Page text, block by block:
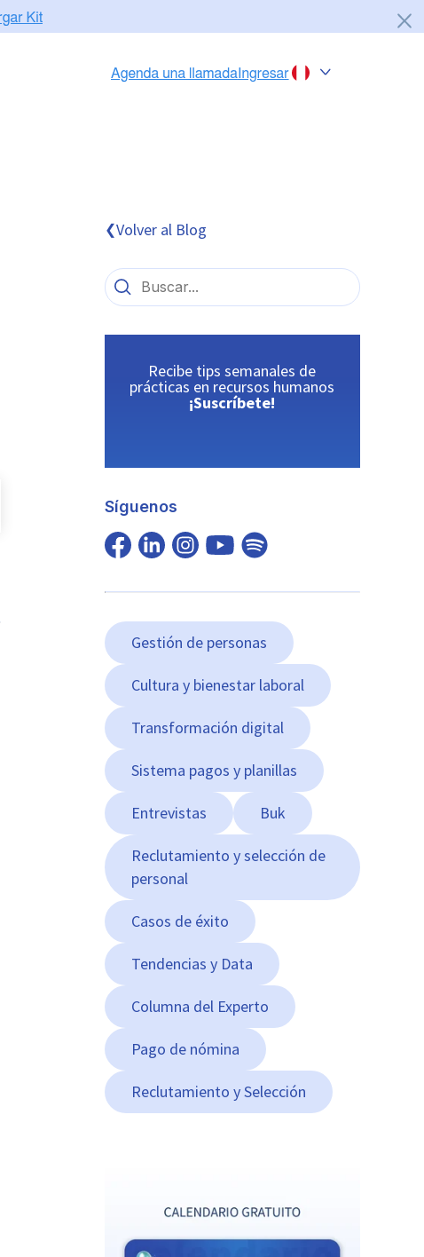
México
❮Volver al Blog
Recibe tips semanales de
prácticas en recursos humanos
¡Suscríbete!
Síguenos
Gestión de personas
Cultura y bienestar laboral
Transformación digital
Sistema pagos y planillas
Entrevistas Buk
Reclutamiento y selección de
personal
Casos de éxito
Tendencias y Data
Columna del Experto
Pago de nómina
Reclutamiento y Selección